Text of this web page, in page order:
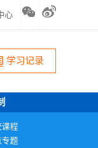
心
学习记录
课程
专题